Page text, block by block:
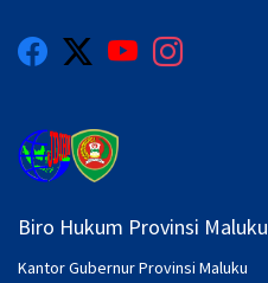
Biro Hukum Provinsi Maluku
Kantor Gubernur Provinsi Maluku